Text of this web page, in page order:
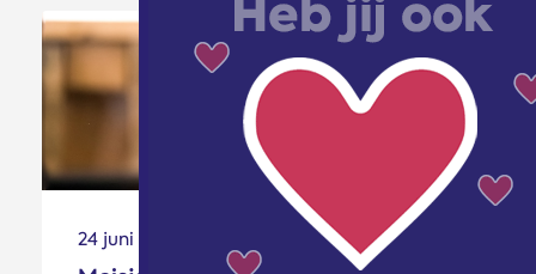
24 juni 2016 | In het nieuws